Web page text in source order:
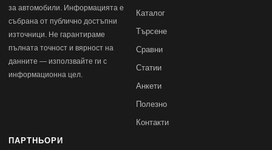
за автомобили. Информацията е
събрана от публично достъпни
източници. Не гарантираме
пълната точност и вярност на
данните — използвайте ги с
информационна цел.
Каталог
Търсене
Сравни
Статии
Анкети
Полезно
Контакти
ПАРТНЬОРИ